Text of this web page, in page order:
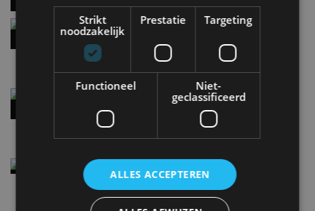
Hennessey Blackbird krijgt atmosferische V8 en
handbak: soms is eenvoud leuker
Audi A2 e-Tron mikt op verbruik van 12,8 kWh
per 100 kilometer
4 aug
Elektrische Geely E2 (tijdelijk) net zo goedkoop
als een Renault Twingo
4 aug
Strikt
noodzakelijk
Prestatie Targeting
Functioneel
Niet-
geclassificeerd
ALLES ACCEPTEREN